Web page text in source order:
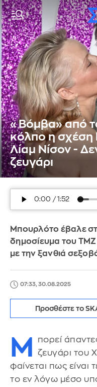
«Βόμβα» από
κόλπο η σχέση
Λίαμ Νίσον -
ζευγάρι
Μπουρλότο έβαλε
δημοσίευμα του
με την ξανθιά
07:33, 30.08.2025
Προσθέστε το
Μ
πορεί
ζευγάρι του
φαίνεται πως είναι
το εν λόγω μέσο